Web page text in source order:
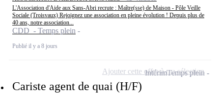
L'Association d'Aide aux Sans-Abri recrute : Maître(sse) de Maison - Pôle Veille
Sociale (Troisvaux) Rejoignez une association en pleine évolution ! Depuis plus de
40 ans, notre association...
CDD - Temps plein
Publié il y a 8 jours
Cariste agent de quai (H/F)
IntérimTemps plein
Ajouter cette offre à ma sélection